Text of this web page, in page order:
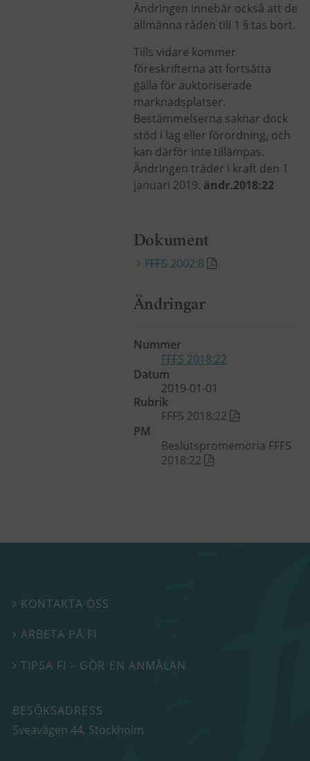
Ändringen innebär också att de
allmänna råden till 1 § tas bort.
Tills vidare kommer
föreskrifterna att fortsätta
gälla för auktoriserade
marknadsplatser.
Bestämmelserna saknar dock
stöd i lag eller förordning, och
kan därför inte tillämpas.
Ändringen träder i kraft den 1
januari 2019. ändr.2018:22
Dokument
FFFS 2002:8
Ändringar
Nummer
FFFS 2018:22
Datum
2019-01-01
Rubrik
FFFS 2018:22
PM
Beslutspromemoria FFFS
2018:22
 KONTAKTA OSS
 ARBETA PÅ FI
TIPSA FI – GÖR EN ANMÄLAN
BESÖKSADRESS
Sveavägen 44, Stockholm